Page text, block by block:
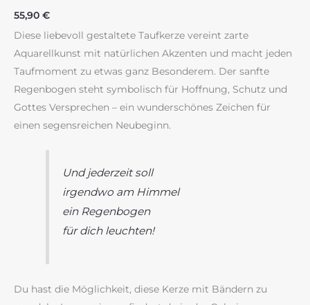
55,90 €
Diese liebevoll gestaltete Taufkerze vereint zarte
Aquarellkunst mit natürlichen Akzenten und macht jeden
Taufmoment zu etwas ganz Besonderem. Der sanfte
Regenbogen steht symbolisch für Hoffnung, Schutz und
Gottes Versprechen – ein wunderschönes Zeichen für
einen segensreichen Neubeginn.
Und jederzeit soll
irgendwo am Himmel
ein Regenbogen
für dich leuchten!
Du hast die Möglichkeit, diese Kerze mit Bändern zu